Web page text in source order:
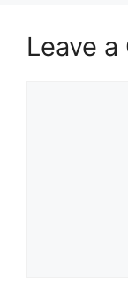
Leave